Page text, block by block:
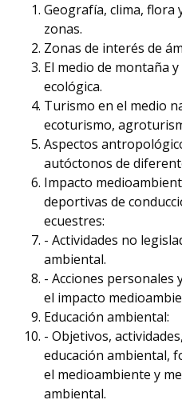
Geografía, clima, flora
zonas.
Zonas de interés de
El medio de montaña
ecológica.
Turismo en el medio
ecoturismo,
Aspectos
autóctonos de
Impacto
deportivas de
ecuestres:
- Actividades no
ambiental.
- Acciones personales
el impacto
Educación ambiental:
- Objetivos,
educación ambiental,
el medioambiente y
ambiental.